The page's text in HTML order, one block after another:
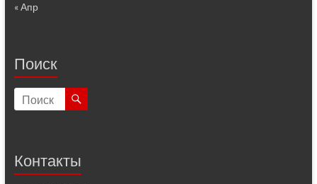
« Апр
Поиск
Контакты